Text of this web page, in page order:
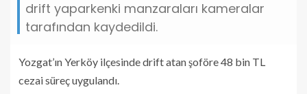
drift yaparkenki manzaraları kameralar
tarafından kaydedildi.
Yozgat’ın Yerköy ilçesinde drift atan şoföre 48 bin TL
cezai süreç uygulandı.